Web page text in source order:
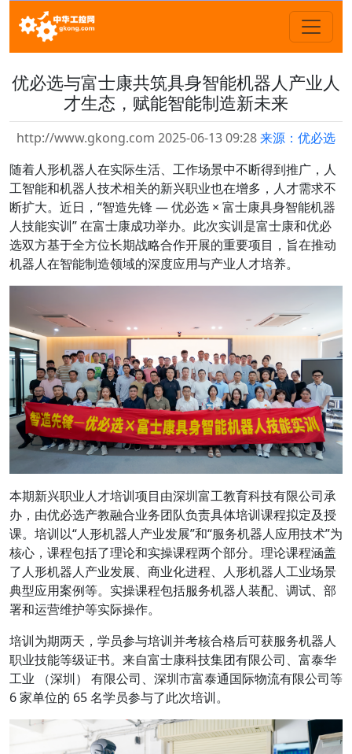
优必选与富士康共筑具身智能机器人产业人
才生态，赋能智能制造新未来
http://www.gkong.com 2025-06-13 09:28来源：优必选
随着人形机器人在实际生活、工作场景中不断得到推广，人
工智能和机器人技术相关的新兴职业也在增多，人才需求不
断扩大。近日，“智造先锋 — 优必选 × 富士康具身智能机器
人技能实训” 在富士康成功举办。此次实训是富士康和优必
选双方基于全方位长期战略合作开展的重要项目，旨在推动
机器人在智能制造领域的深度应用与产业人才培养。
本期新兴职业人才培训项目由深圳富工教育科技有限公司承
办，由优必选产教融合业务团队负责具体培训课程拟定及授
课。培训以“人形机器人产业发展”和“服务机器人应用技术”为
核心，课程包括了理论和实操课程两个部分。理论课程涵盖
了人形机器人产业发展、商业化进程、人形机器人工业场景
典型应用案例等。实操课程包括服务机器人装配、调试、部
署和运营维护等实际操作。
培训为期两天，学员参与培训并考核合格后可获服务机器人
职业技能等级证书。来自富士康科技集团有限公司、富泰华
工业 （深圳） 有限公司、深圳市富泰通国际物流有限公司等
6 家单位的 65 名学员参与了此次培训。